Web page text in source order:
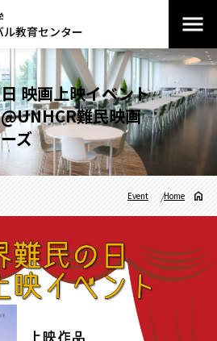
ル教育センター
映画上映イベント
難民映画
ズ
Home
Event